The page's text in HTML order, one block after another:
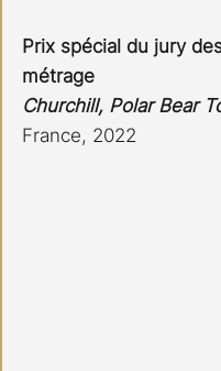
Prix spécial du jury
métrage
Churchill, Polar Bear
France, 2022